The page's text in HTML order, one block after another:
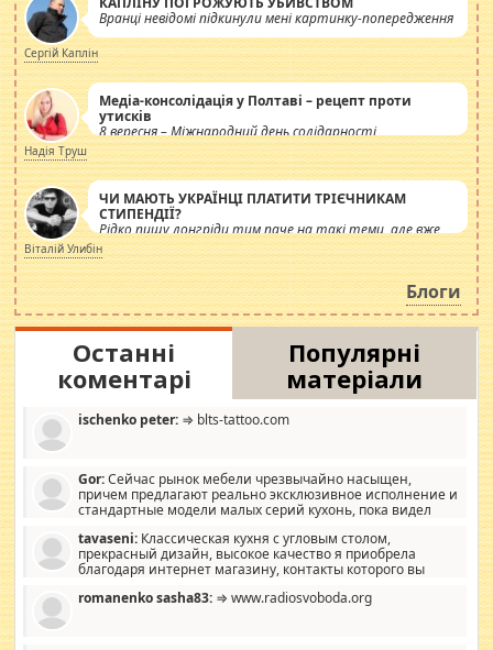
Вранці невідомі підкинули мені картинку-попередження
Сергій Каплін
Медіа-консолідація у Полтаві – рецепт проти
утисків
8 вересня – Міжнародний день солідарності
журналістів.
Надія Труш
ЧИ МАЮТЬ УКРАЇНЦІ ПЛАТИТИ ТРІЄЧНИКАМ
СТИПЕНДІЇ?
Рідко пишу лонгріди тим паче на такі теми, але вже
просто дістало! Обурюють сьогоднішні інсенуації
навколо стипендіального питання. Штучно
роздувається ще одна соціальна катастрофа.
Віталій Улибін
Блоги
Останні
коментарі
Популярні
матеріали
ischenko peter: ⇒ blts-tattoo.com
Gor:Сейчас рынок мебели чрезвычайно насыщен,
причем предлагают реально эксклюзивное исполнение и
стандартные модели малых серий кухонь, пока видел
стандартные формы, в MebelOk, креативненько и что главное -
со вкусом все в порядке, без ненужных наворотов удорожающих
мебель, а это не последний фактор.
tavaseni: Классическая кухня с угловым столом,
прекрасный дизайн, высокое качество я приобрела
благодаря интернет магазину, контакты которого вы
romanenko sasha83: ⇒ www.radiosvoboda.org